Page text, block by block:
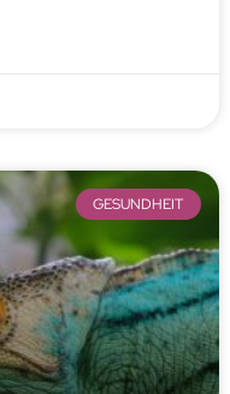
GESUNDHEIT